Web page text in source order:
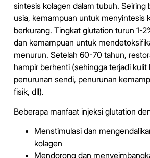
sintesis kolagen dalam tubuh. Seiring
usia, kemampuan untuk menyintesis
berkurang. Tingkat glutation turun 1-
dan kemampuan untuk
menurun. Setelah 60-70 tahun,
hampir berhenti (sehingga terjadi kulit
penurunan sendi, penurunan
fisik, dll).
Beberapa manfaat injeksi glutation
Menstimulasi dan
kolagen
Mendorong dan